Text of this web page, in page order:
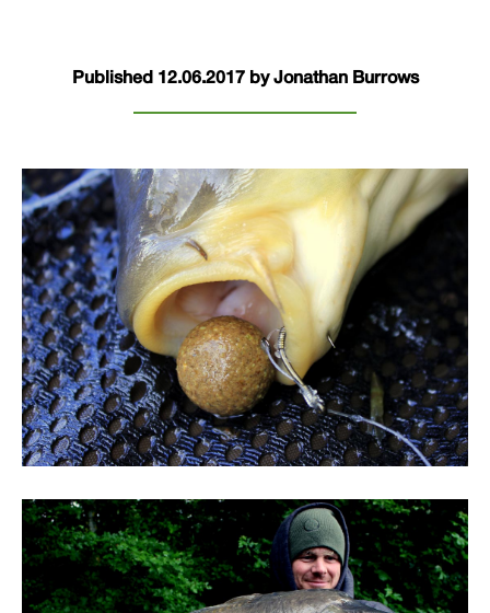
Published 12.06.2017 by Jonathan Burrows